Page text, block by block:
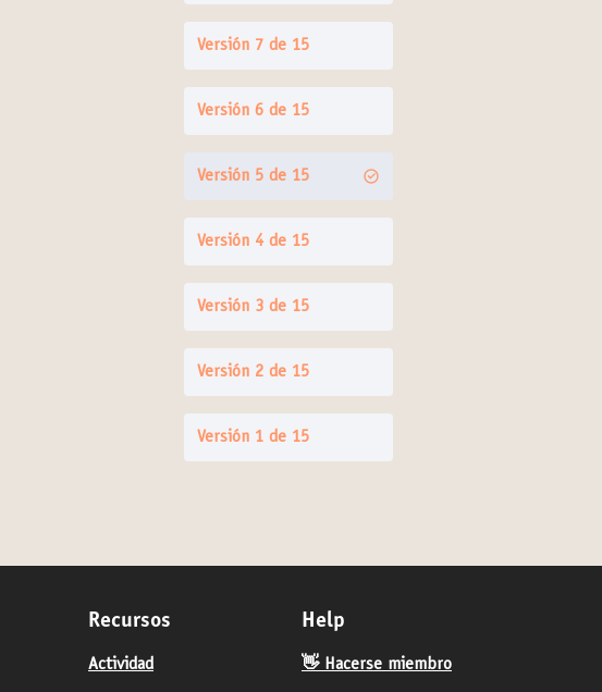
Versión 7 de 15
Versión 6 de 15
Versión 5 de 15
Versión 4 de 15
Versión 3 de 15
Versión 2 de 15
Versión 1 de 15
Recursos
Actividad
Help
👋 Hacerse miembro